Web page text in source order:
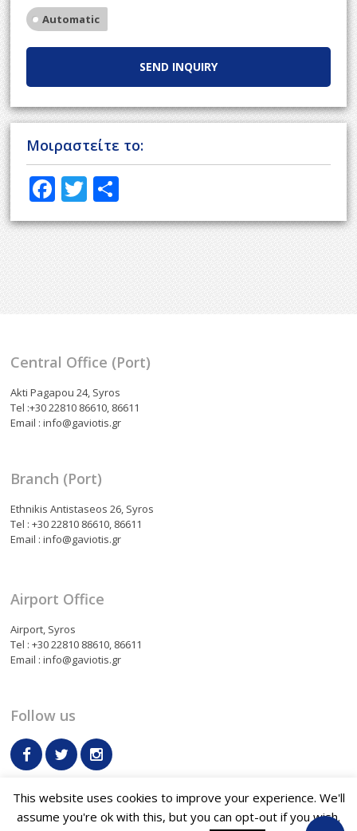
Automatic
SEND INQUIRY
Μοιραστείτε το:
F
ac
e
o
T
w
itt
h
ar
Central Office (Port)
Akti Pagapou 24, Syros
Tel :+30 22810 86610, 86611
Email : info@gaviotis.gr
Branch (Port)
Ethnikis Antistaseos 26, Syros
Tel : +30 22810 86610, 86611
Email : info@gaviotis.gr
Airport Office
Airport, Syros
Tel : +30 22810 88610, 86611
Email : info@gaviotis.gr
Follow us
Terms & Conditions Contact us
This website uses cookies to improve your experience. We'll
assume you're ok with this, but you can opt-out if you wish.